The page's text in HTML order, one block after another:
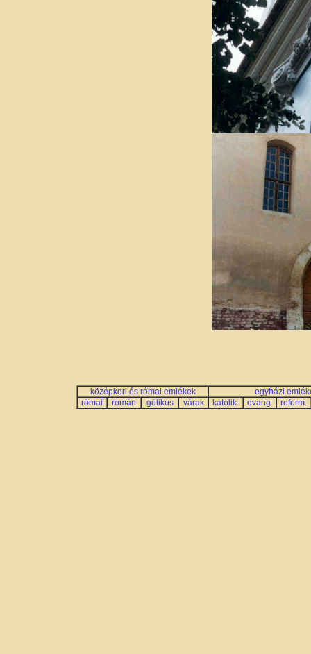
középkori és római emlékek
egyházi
római
román gótikus várak katolik. evang. reform.